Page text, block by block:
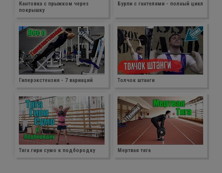
Кантовка с прыжком через
покрышку
Бурпи с гантелями - полный цикл
Гиперэкстензия - 7 вариаций Толчок штанги
Тяга гири сумо к подбородку Мертвая тяга